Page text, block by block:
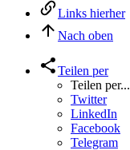
Links hierher
Nach oben
Teilen per
Teilen per...
Twitter
LinkedIn
Facebook
Telegram